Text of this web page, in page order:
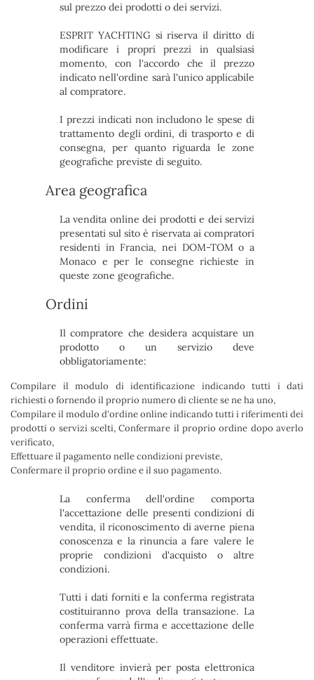
sul prezzo dei prodotti o dei servizi.
ESPRIT YACHTING si riserva il diritto di
modificare i propri prezzi in qualsiasi
momento, con l'accordo che il prezzo
indicato nell'ordine sarà l'unico applicabile
al compratore.
I prezzi indicati non includono le spese di
trattamento degli ordini, di trasporto e di
consegna, per quanto riguarda le zone
geografiche previste di seguito.
Area geografica
La vendita online dei prodotti e dei servizi
presentati sul sito è riservata ai compratori
residenti in Francia, nei DOM-TOM o a
Monaco e per le consegne richieste in
queste zone geografiche.
Ordini
Il compratore che desidera acquistare un
prodotto o un servizio deve
obbligatoriamente:
Compilare il modulo di identificazione indicando tutti i dati
richiesti o fornendo il proprio numero di cliente se ne ha uno,
Compilare il modulo d'ordine online indicando tutti i riferimenti dei
prodotti o servizi scelti, Confermare il proprio ordine dopo averlo
verificato,
Effettuare il pagamento nelle condizioni previste,
Confermare il proprio ordine e il suo pagamento.
La conferma dell'ordine comporta
l'accettazione delle presenti condizioni di
vendita, il riconoscimento di averne piena
conoscenza e la rinuncia a fare valere le
proprie condizioni d'acquisto o altre
condizioni.
Tutti i dati forniti e la conferma registrata
costituiranno prova della transazione. La
conferma varrà firma e accettazione delle
operazioni effettuate.
Il venditore invierà per posta elettronica